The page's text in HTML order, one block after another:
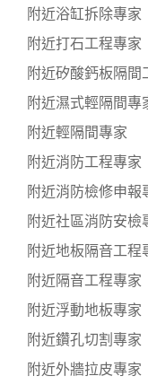
附近浴缸拆除專家
附近打石工程專家
附近矽酸鈣板隔間
附近濕式輕隔間專
附近輕隔間專家
附近消防工程專家
附近消防檢修申報
附近社區消防安檢
附近地板隔音工程
附近隔音工程專家
附近浮動地板專家
附近鑽孔切割專家
附近外牆拉皮專家